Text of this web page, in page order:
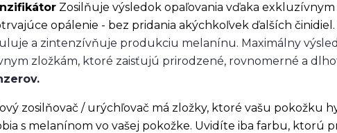
Zosilňuje výsledok opaľovania vďaka
opálenie - bez pridania akýchkoľvek ďalších
a zintenzívňuje produkciu melanínu. Maximálny
zložkám, ktoré zaisťujú prirodzené, rovnomerné a
zosilňovač / urýchľovač má zložky, ktoré vašu pokožku
s melanínom vo vašej pokožke. Uvidíte iba farbu, ktorú